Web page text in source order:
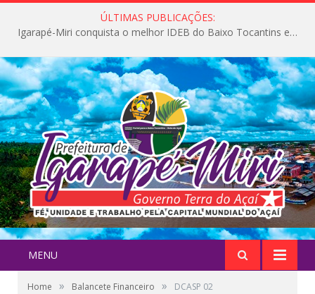
ÚLTIMAS PUBLICAÇÕES:
Igarapé-Miri conquista o melhor IDEB do Baixo Tocantins e avança na qualidade da educação pública
MENU
Home » Balancete Financeiro » DCASP 02